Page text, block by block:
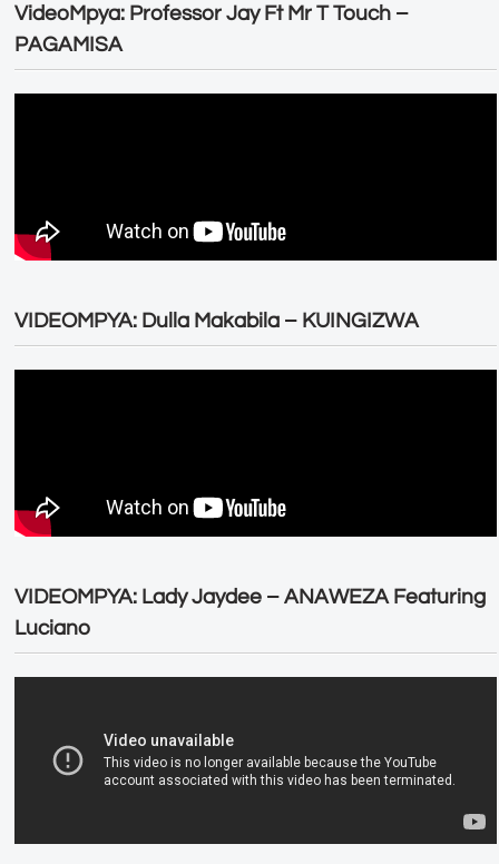
VideoMpya: Professor Jay Ft Mr T Touch –
PAGAMISA
VIDEOMPYA: Dulla Makabila – KUINGIZWA
VIDEOMPYA: Lady Jaydee – ANAWEZA Featuring
Luciano